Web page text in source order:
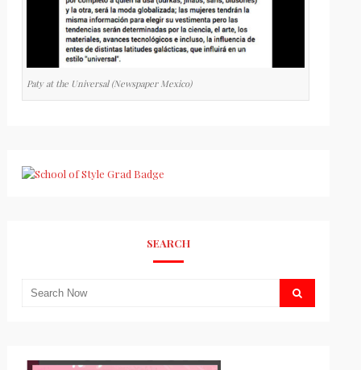
Paty at the Universal (Newspaper Mexico)
SEARCH